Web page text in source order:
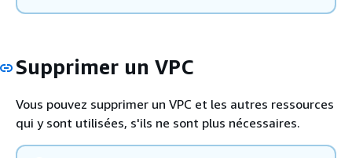
Supprimer un VPC
Vous pouvez supprimer un VPC et les autres ressources
qui y sont utilisées, s'ils ne sont plus nécessaires.